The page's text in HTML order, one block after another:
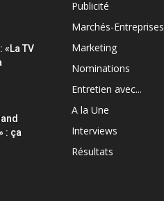
«La TV
: ça
Publicité
Marchés-Entreprises
Marketing
Nominations
Entretien avec...
A la Une
Interviews
Résultats